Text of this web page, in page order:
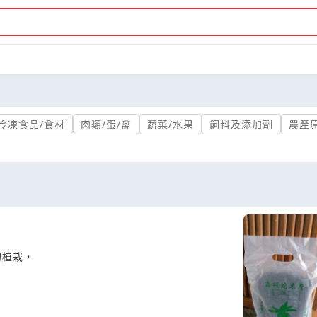
凍食品/食材 肉類/蛋/禽 蔬菜/水果 飼料及添加劑 農產
栽，